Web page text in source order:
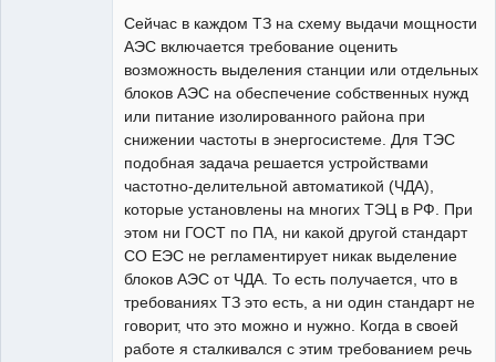
Сейчас в каждом ТЗ на схему выдачи мощности
АЭС включается требование оценить
возможность выделения станции или отдельных
блоков АЭС на обеспечение собственных нужд
или питание изолированного района при
снижении частоты в энергосистеме. Для ТЭС
подобная задача решается устройствами
частотно-делительной автоматикой (ЧДА),
которые установлены на многих ТЭЦ в РФ. При
этом ни ГОСТ по ПА, ни какой другой стандарт
СО ЕЭС не регламентирует никак выделение
блоков АЭС от ЧДА. То есть получается, что в
требованиях ТЗ это есть, а ни один стандарт не
говорит, что это можно и нужно. Когда в своей
работе я сталкивался с этим требованием речь